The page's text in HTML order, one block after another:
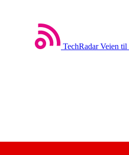
TechRadar Veien til